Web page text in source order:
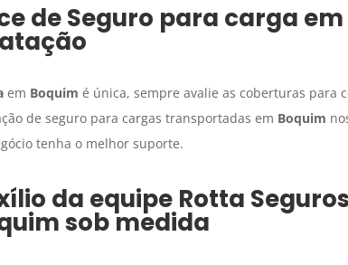
deSeguro para carga em
em Boquim é única, sempre avalie as coberturas para
de seguro para cargas transportadas em Boquim
tenha o melhor suporte.
da equipe Rotta
sob medida